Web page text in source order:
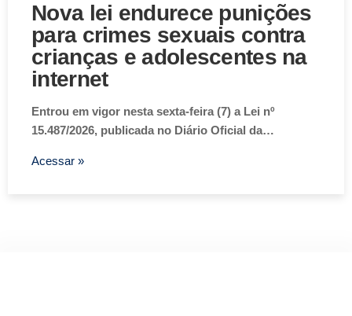
Nova lei endurece punições
para crimes sexuais contra
crianças e adolescentes na
internet
Entrou em vigor nesta sexta-feira (7) a Lei nº
15.487/2026, publicada no Diário Oficial da…
Acessar »